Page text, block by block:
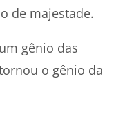
de majestade.
gênio das
o gênio da